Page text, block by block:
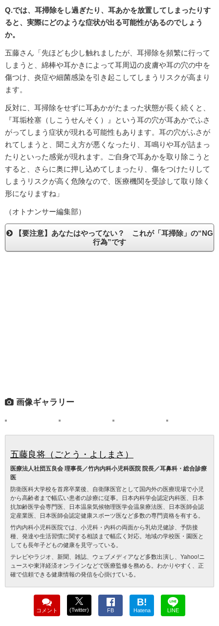
Q.では、耳掃除をし過ぎたり、耳あかを放置してしまったりす
ると、実際にどのような症状が出る可能性があるのでしょう
か。
五藤さん「先ほども少し触れましたが、耳掃除を頻繁に行って
しまうと、綿棒や耳かきによって耳周辺の皮膚や耳の穴の中を
傷つけ、炎症や細菌感染を引き起こしてしまうリスクが高まり
ます。
反対に、耳掃除をせずに耳あかがたまった状態が長く続くと、
『耳垢栓塞（しこうせんそく）』という耳の穴が耳あかでふさ
がってしまう症状が現れる可能性もあります。耳の穴がふさが
れてしまうと、聞こえ方が悪くなったり、耳鳴りや耳が詰まっ
たりといった感覚が現れます。ご自身で耳あかを取り除こうと
すると、さらに奥に押し込めてしまったり、傷をつけたりして
しまうリスクが高く危険なので、医療機関を受診して取り除く
形になりますね」
（オトナンサー編集部）
【要注意】あなたはやってない？ これが「耳掃除」の“NG
行為”です
画像ギャラリー
五藤良将（ごとう・よしまさ）
医療法人社団五良会 理事長／竹内内科小児科医院 院長／耳鼻科・総合診療
医
防衛医科大学校を首席卒業後、自衛隊医官として国内外の医療現場で小児
から高齢者まで幅広い患者の診療に従事。日本内科学会認定内科医、日本
抗加齢医学会専門医、日本温泉気候物理医学会温泉療法医、日本医師会認
定産業医、日本医師会認定健康スポーツ医など多数の専門資格を有する。
竹内内科小児科医院では、小児科・内科の両面から乳幼児健診、予防接
種、発達や生活習慣に関する相談まで幅広く対応。地域の学校医・園医と
しても長年子どもの健康を見守っている。
テレビやラジオ、新聞、雑誌、ウェブメディアなど多数出演し、Yahoo!ニ
ュースや東洋経済オンラインなどで医療監修を務める。わかりやすく、正
確で信頼できる健康情報の発信を心掛けている。
コメント (Twitter) FB
B!
Hatena LINE